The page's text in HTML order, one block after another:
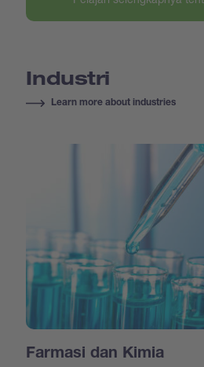
Industri
Learn more about industries
Farmasi dan Kimia